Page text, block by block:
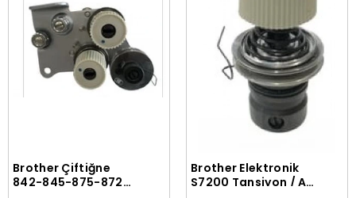
Sepete Ekle
Brother Çiftiğne
842-845-875-872
Sepete Ekle
Brother Elektronik
S7200 Tansiyon / A-